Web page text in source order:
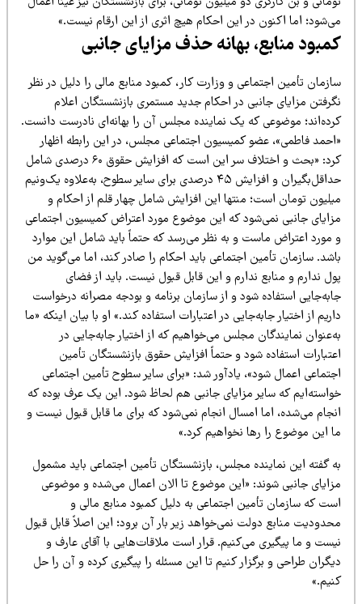
اما اکنون در این احکام هیچ اثری از این ارقام نیست.»
منابع، بهانه حذف مزایای جانبی
تأمین اجتماعی و وزارت کار، کمبود منابع مالی را دلیل در نظر
مزایای جانبی در احکام جدید مستمری بازنشستگان اعلام
موضوعی که یک نماینده مجلس آن را بهانه‌ای نادرست دانست.
فاطمی»، عضو کمیسیون اجتماعی مجلس، در این رابطه اظهار
کرد: «بحث و اختلاف سر این است که افزایش حقوق ۶۰ درصدی شامل
حداقل‌بگیران و افزایش ۴۵ درصدی برای سایر سطوح، به‌علاوه یک‌ونیم
تومان است؛ منتها این افزایش شامل چهار قلم از احکام و
جانبی نمی‌شود که این موضوع مورد اعتراض کمیسیون اجتماعی
مورد اعتراض ماست و به نظر می‌رسد که حتماً باید شامل این موارد
سازمان تأمین اجتماعی باید احکام را صادر کند، اما می‌گوید من
ندارم و منابع ندارم و این قابل قبول نیست. باید از فضای
استفاده شود و از سازمان برنامه و بودجه مصرانه درخواست
از اختیار جابه‌جایی در اعتبارات استفاده کند.» او با بیان اینکه «ما
نمایندگان مجلس می‌خواهیم که از اختیار جابه‌جایی در
استفاده شود و حتماً افزایش حقوق بازنشستگان تأمین
اعمال شود»، یادآور شد: «برای سایر سطوح تأمین اجتماعی
که سایر مزایای جانبی هم لحاظ شود. این یک عرف بوده که
می‌شده، اما امسال انجام نمی‌شود که برای ما قابل قبول نیست و
این موضوع را رها نخواهیم کرد.»
گفته این نماینده مجلس، بازنشستگان تأمین اجتماعی باید مشمول
جانبی شوند: «این موضوع تا الان اعمال می‌شده و موضوعی
که سازمان تأمین اجتماعی به دلیل کمبود منابع مالی و
منابع دولت نمی‌خواهد زیر بار آن برود؛ این اصلاً قابل قبول
و ما پیگیری می‌کنیم. قرار است ملاقات‌هایی با آقای عارف و
طراحی و برگزار کنیم تا این مسئله را پیگیری کرده و آن را حل